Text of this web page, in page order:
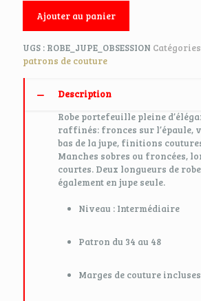
Ajouter au panier
UGS : ROBE_JUPE_OBSESSION
patrons de couture
Description
Robe portefeuille pleine
raffinés: fronces sur l’épaule,
bas de la jupe, finitions
Manches sobres ou froncées,
courtes. Deux longueurs de
également en jupe seule.
Niveau : Intermédiaire
Patron du 34 au 48
Marges de couture incluses